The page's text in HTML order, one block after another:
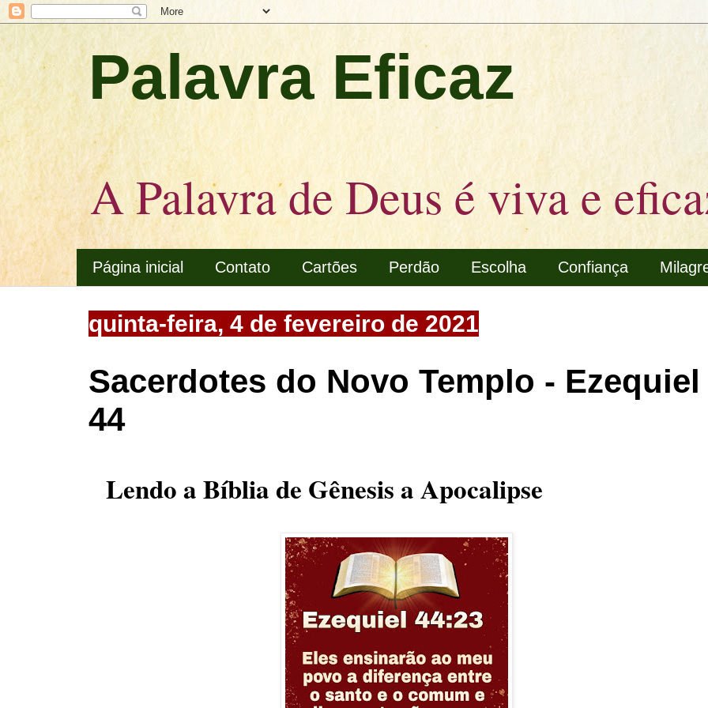
Palavra Eficaz
A Palavra de Deus é viva e
Página inicial Contato Cartões Perdão Escolha Confiança
quinta-feira, 4 de fevereiro de 2021
Sacerdotes do Novo Templo - Ezequiel
44
Lendo a Bíblia de Gênesis a Apocalipse